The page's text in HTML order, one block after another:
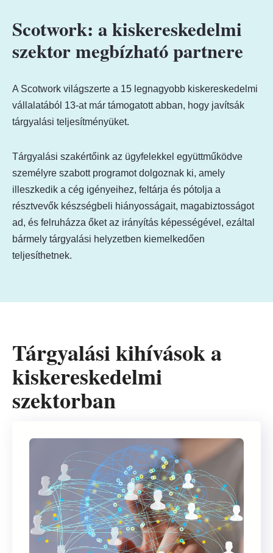
Scotwork: a kiskereskedelmi
szektor megbízható partnere
A Scotwork világszerte a 15 legnagyobb kiskereskedelmi
vállalatából 13-at már támogatott abban, hogy javítsák
tárgyalási teljesítményüket.
Tárgyalási szakértőink az ügyfelekkel együttműködve
személyre szabott programot dolgoznak ki, amely
illeszkedik a cég igényeihez, feltárja és pótolja a
résztvevők készségbeli hiányosságait, magabiztosságot
ad, és felruházza őket az irányítás képességével, ezáltal
bármely tárgyalási helyzetben kiemelkedően
teljesíthetnek.
Tárgyalási kihívások a
kiskereskedelmi
szektorban